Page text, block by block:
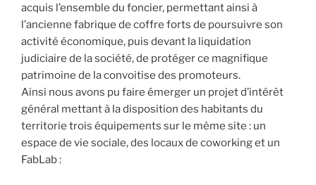
acquis l’ensemble du foncier, permettant ainsi à
l’ancienne fabrique de coffre forts de poursuivre son
activité économique, puis devant la liquidation
judiciaire de la société, de protéger ce magnifique
patrimoine de la convoitise des promoteurs.
Ainsi nous avons pu faire émerger un projet d’intérêt
général mettant à la disposition des habitants du
territorie trois équipements sur le même site : un
espace de vie sociale, des locaux de coworking et un
FabLab :